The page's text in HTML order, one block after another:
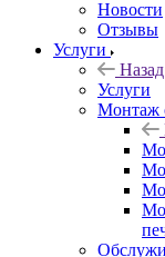
Новости
Отзывы
Услуги
Назад
Услуги
Монтаж